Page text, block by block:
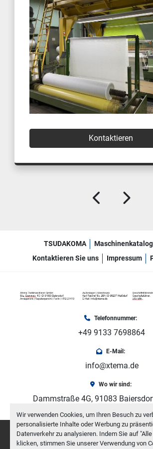
Wir verwenden Cookies, um Ihren Besuch zu
personalisierte Inhalte oder Werbung zu
Datenverkehr zu analysieren. Indem Sie auf
klicken, stimmen Sie unserer Verwendung von
Kontaktieren
TSUDAKOMA
Kontaktieren Sie uns
Impressum
Telefonnummer:
+49 9133 7698864
E-Mail:
info@xtema.de
Wo wir sind:
Dammstraße 4G, 91083
facebook
youtube